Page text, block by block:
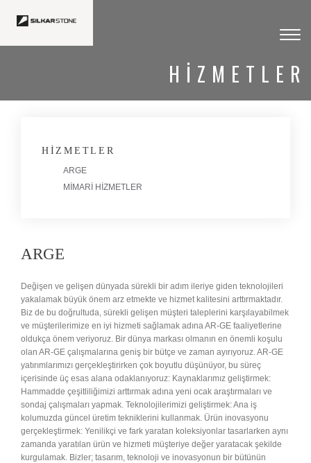
HIZMETLER
HIZMETLER
ARGE
MİMARİ HİZMETLER
ARGE
Değişen ve gelişen dünyada sürekli bir adım ileriye giden teknolojileri
yakalamak büyük önem arz etmekte ve hizmet kalitesini arttırmaktadır.
Biz de bu doğrultuda, sürekli gelişen müşteri taleplerini karşılayabilmek
ve müşterilerimize en iyi hizmeti sağlamak adına AR-GE faaliyetlerine
oldukça önem veriyoruz. Bir dünya markası olmanın en önemli koşulu
olan AR-GE çalışmalarına geniş bir bütçe ve zaman ayırıyoruz. AR-GE
yatırımlarımızı gerçekleştirirken çok boyutlu düşünüyor, bu süreç
içerisinde üç esas alana odaklanıyoruz: Kaynaklarımız geliştirmek:
Hammadde çeşitliliğimizi arttırmak adına yeni ocak araştırmaları ve
sondaj çalışmaları yapmak. Teknolojilerimizi geliştirmek: Ana iş
kolumuzda güncel üretim tekniklerini kullanmak. Ürün inovasyonu
gerçekleştirmek: Yenilikçi ve fark yaratan koleksiyonlar tasarlarken aynı
zamanda yaratılan ürün ve hizmeti müşteriye değer yaratacak şekilde
kurgulamak. Bizler; tasarım, teknoloji ve inovasyonun bir bütünün